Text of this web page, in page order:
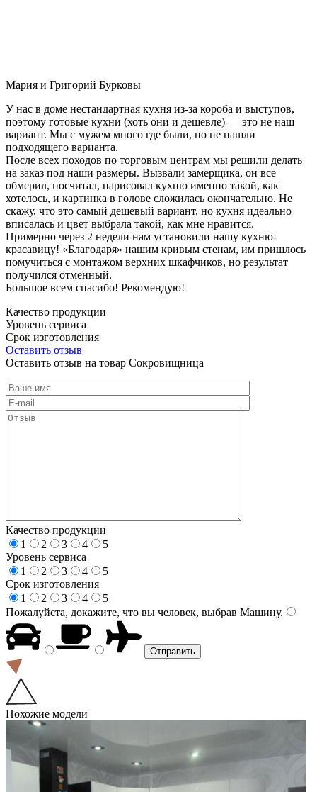
Мария и Григорий Бурковы
У нас в доме нестандартная кухня из-за короба и выступов,
поэтому готовые кухни (хоть они и дешевле) — это не наш
вариант. Мы с мужем много где были, но не нашли
подходящего варианта.
После всех походов по торговым центрам мы решили делать
на заказ под наши размеры. Вызвали замерщика, он все
обмерил, посчитал, нарисовал кухню именно такой, как
хотелось, и картинка в голове сложилась окончательно. Не
скажу, что это самый дешевый вариант, но кухня идеально
вписалась и цвет выбрала такой, как мне нравится.
Примерно через 2 недели нам установили нашу кухню-
красавицу! «Благодаря» нашим кривым стенам, им пришлось
помучиться с монтажом верхних шкафчиков, но результат
получился отменный.
Большое всем спасибо! Рекомендую!
Качество продукции
Уровень сервиса
Срок изготовления
Оставить отзыв
Оставить отзыв на товар Сокровищница
Качество продукции
1
2 3 4
5
Уровень сервиса
1
2 3 4
5
Срок изготовления
1
2 3 4
5
Пожалуйста, докажите, что вы человек, выбрав Машину.
Похожие модели